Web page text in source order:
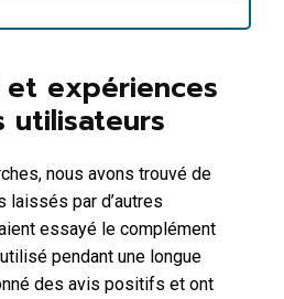
et expériences
nous avons trouvé de
laissés par d’autres
essayé le complément
pendant une longue
des avis positifs et ont